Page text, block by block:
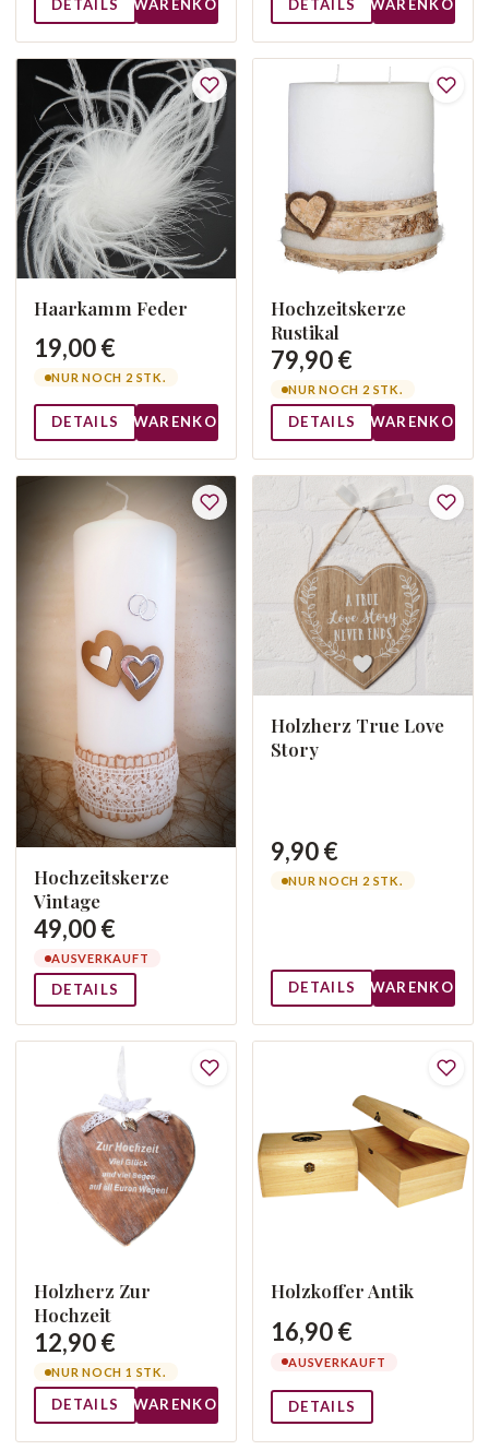
DETAILS WARENKORB DETAILS WARENKORB
Haarkamm Feder
19,00 €
NUR NOCH 2 STK.
DETAILS WARENKORB
Hochzeitskerze
Rustikal
79,90 €
NUR NOCH 2 STK.
DETAILS WARENKORB
Hochzeitskerze
Vintage
49,00 €
AUSVERKAUFT
DETAILS
Holzherz True Love
Story
9,90 €
NUR NOCH 2 STK.
DETAILS WARENKORB
Holzherz Zur
Hochzeit
12,90 €
NUR NOCH 1 STK.
DETAILS WARENKORB
Holzkoffer Antik
16,90 €
AUSVERKAUFT
DETAILS